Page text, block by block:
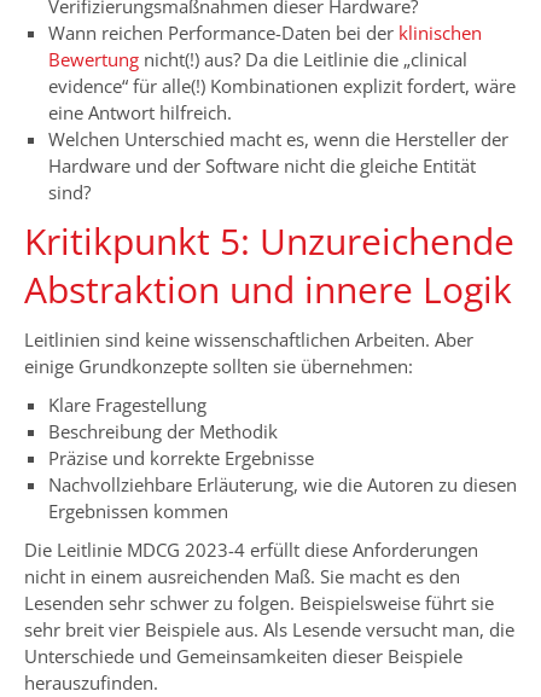
Verifizierungsmaßnahmen dieser Hardware?
Wann reichen Performance-Daten bei der klinischen
Bewertung nicht(!) aus? Da die Leitlinie die „clinical
evidence“ für alle(!) Kombinationen explizit fordert, wäre
eine Antwort hilfreich.
Welchen Unterschied macht es, wenn die Hersteller der
Hardware und der Software nicht die gleiche Entität
sind?
Kritikpunkt 5: Unzureichende
Abstraktion und innere Logik
Leitlinien sind keine wissenschaftlichen Arbeiten. Aber
einige Grundkonzepte sollten sie übernehmen:
Klare Fragestellung
Beschreibung der Methodik
Präzise und korrekte Ergebnisse
Nachvollziehbare Erläuterung, wie die Autoren zu diesen
Ergebnissen kommen
Die Leitlinie MDCG 2023-4 erfüllt diese Anforderungen
nicht in einem ausreichenden Maß. Sie macht es den
Lesenden sehr schwer zu folgen. Beispielsweise führt sie
sehr breit vier Beispiele aus. Als Lesende versucht man, die
Unterschiede und Gemeinsamkeiten dieser Beispiele
herauszufinden.